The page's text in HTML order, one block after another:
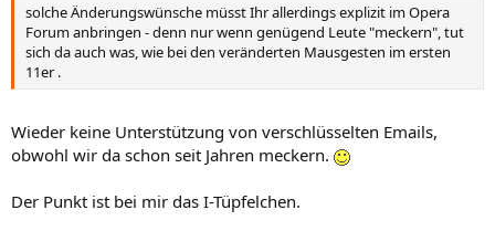
solche Änderungswünsche müsst Ihr allerdings explizit im Opera
Forum anbringen - denn nur wenn genügend Leute "meckern", tut
sich da auch was, wie bei den veränderten Mausgesten im ersten
11er .
Wieder keine Unterstützung von verschlüsselten Emails,
obwohl wir da schon seit Jahren meckern.
Der Punkt ist bei mir das I-Tüpfelchen.